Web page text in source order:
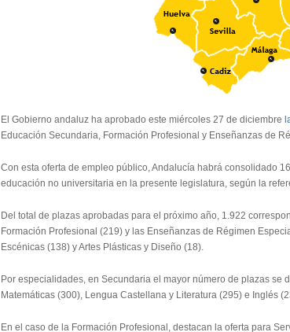
El Gobierno andaluz ha aprobado este miércoles 27 de diciembre
Educación Secundaria, Formación Profesional y Enseñanzas de
Con esta oferta de empleo público, Andalucía habrá consolidado
educación no universitaria en la presente legislatura, según la
Del total de plazas aprobadas para el próximo año, 1.922
Formación Profesional (219) y las Enseñanzas de Régimen
Escénicas (138) y Artes Plásticas y Diseño (18).
Por especialidades, en Secundaria el mayor número de plazas se
Matemáticas (300), Lengua Castellana y Literatura (295) e Inglés
En el caso de la Formación Profesional, destacan la oferta para